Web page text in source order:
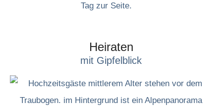
Tag zur Seite.
Heiraten
mit Gipfelblick